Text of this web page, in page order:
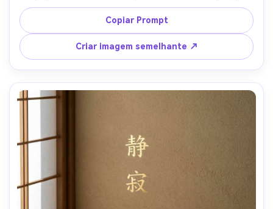
composição de pôster com vibração de layouts de álbum
de recortes Polaroid (borda emoldurada, cantos de fita
sutis), luz natural nublada, Fujifilm X-T5 33mm f/1.4,
ângulo sincero, humor amigável e presente, texturas
realistas, sombras naturais, alta resolução, foco nítido-AR
4:5
Copiar Prompt
Criar imagem semelhante ↗